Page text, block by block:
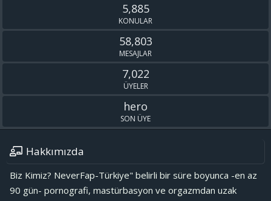
5,885
KONULAR
58,803
MESAJLAR
7,022
ÜYELER
hero
SON ÜYE
Hakkımızda
Biz Kimiz? NeverFap-Türkiye" belirli bir süre boyunca -en az
90 gün- pornografi, mastürbasyon ve orgazmdan uzak